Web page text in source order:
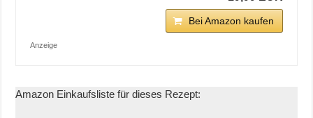
Bei Amazon kaufen
Anzeige
Amazon Einkaufsliste für dieses Rezept: